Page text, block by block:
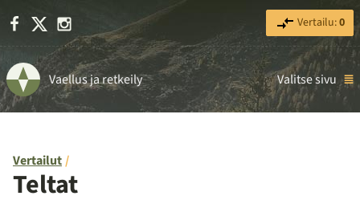
Facebook Instagram Vertailu:0
Vaellus ja retkeily Valitse sivu
Vertailut
Teltat